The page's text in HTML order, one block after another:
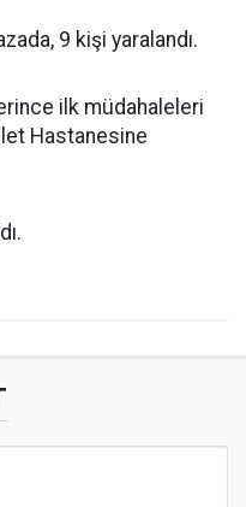
9 kişi yaralandı.
ilk müdahaleleri
Hastanesine